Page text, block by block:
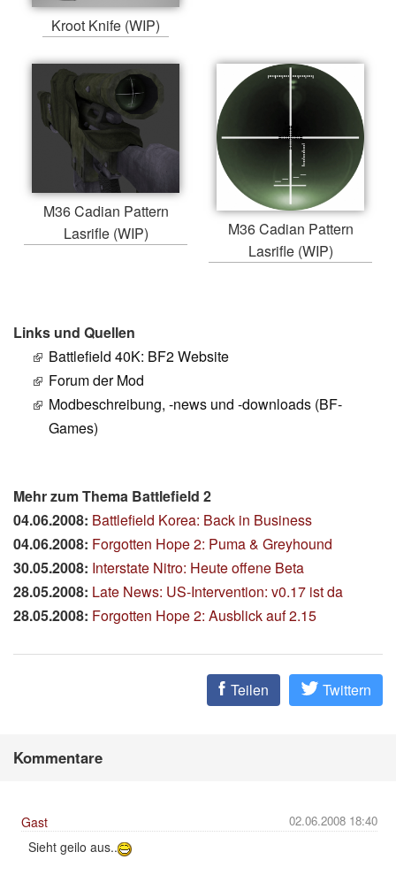
Kroot Knife (WIP)
M36 Cadian Pattern
Lasrifle (WIP)
M36 Cadian Pattern
Lasrifle (WIP)
Links und Quellen
Battlefield 40K: BF2 Website
Forum der Mod
Modbeschreibung, -news und -downloads (BF-
Games)
Mehr zum Thema Battlefield 2
04.06.2008: Battlefield Korea: Back in Business
04.06.2008: Forgotten Hope 2: Puma & Greyhound
30.05.2008: Interstate Nitro: Heute offene Beta
28.05.2008: Late News: US-Intervention: v0.17 ist da
28.05.2008: Forgotten Hope 2: Ausblick auf 2.15
Teilen Twittern
Kommentare
02.06.2008 18:40
Gast
Sieht geilo aus..